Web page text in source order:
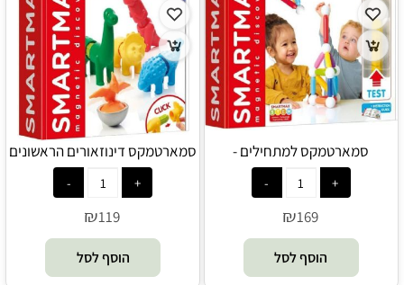
סמארטמקס למתחילים -
Smartmax - FOXMIND
₪169
הוסף לסל
סמארטמקס דינוזאורים הראשונים
שלי - Smartmax FOXMIND
₪119
הוסף לסל